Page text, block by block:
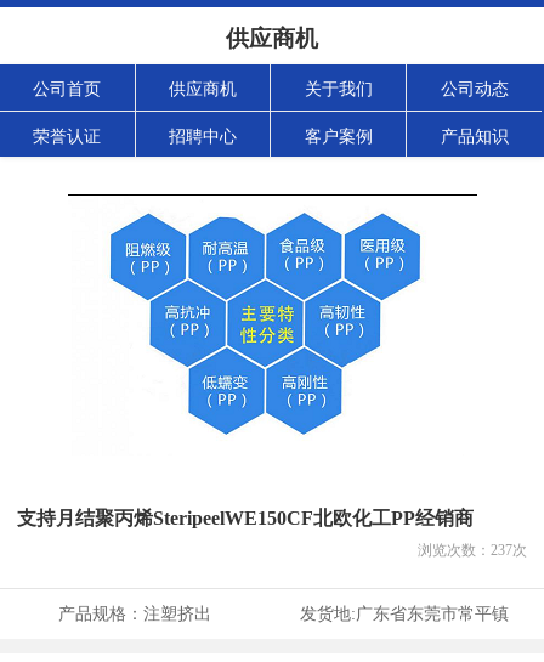
供应商机
公司首页 供应商机 关于我们 公司动态
荣誉认证 招聘中心 客户案例 产品知识
支持月结聚丙烯SteripeelWE150CF北欧化工PP经销商
浏览次数： 237次
产品规格： 注塑挤出 发货地:广东省东莞市常平镇